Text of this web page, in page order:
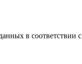
в соответствии с